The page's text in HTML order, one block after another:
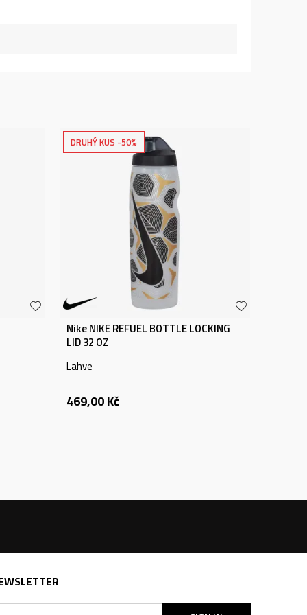
DRUHÝ KUS -50%
Nike NIKE REFUEL BOTTLE LOCKING
LID 32 OZ
Lahve
469,00Kč